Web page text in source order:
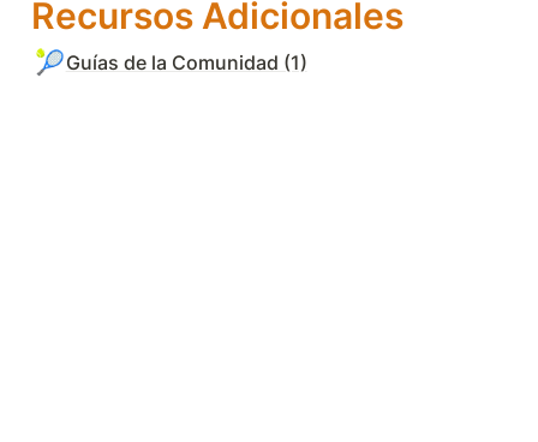
Recursos Adicionales
🎾Guías de la Comunidad (1)